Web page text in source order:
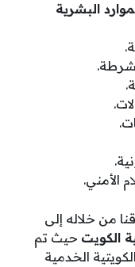
البشرية
الأمني.
من خلاله إلى
الكويت حيث تم
الخدمية